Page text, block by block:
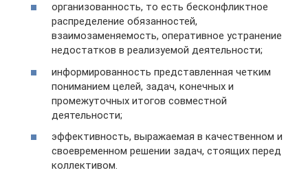
организованность, то есть бесконфликтное
распределение обязанностей,
взаимозаменяемость, оперативное устранение
недостатков в реализуемой деятельности;
информированность представленная четким
пониманием целей, задач, конечных и
промежуточных итогов совместной
деятельности;
эффективность, выражаемая в качественном и
своевременном решении задач, стоящих перед
коллективом.